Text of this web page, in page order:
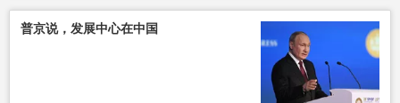
普京说，发展中心在中国